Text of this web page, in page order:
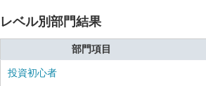
レベル別部門結果
部門項目
投資初心者